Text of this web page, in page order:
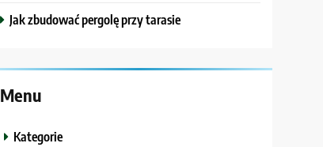
Jak zbudować pergolę przy tarasie
Menu
Kategorie